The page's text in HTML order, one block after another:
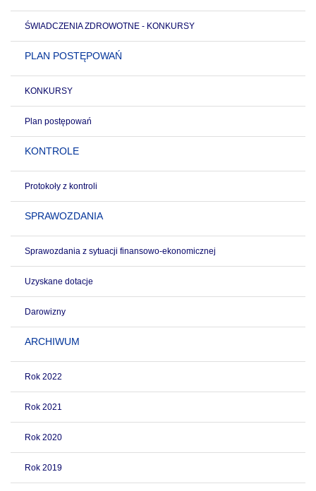
ŚWIADCZENIA ZDROWOTNE - KONKURSY
PLAN POSTĘPOWAŃ
KONKURSY
Plan postępowań
KONTROLE
Protokoły z kontroli
SPRAWOZDANIA
Sprawozdania z sytuacji finansowo-ekonomicznej
Uzyskane dotacje
Darowizny
ARCHIWUM
Rok 2022
Rok 2021
Rok 2020
Rok 2019